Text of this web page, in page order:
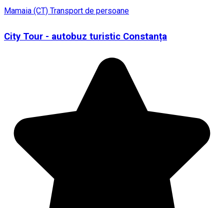
Mamaia (CT) Transport de persoane
City Tour - autobuz turistic Constanța